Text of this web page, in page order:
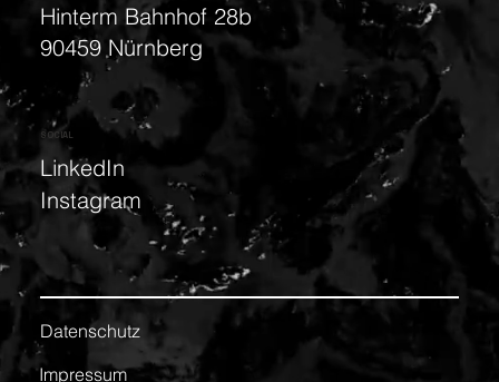
Hinterm Bahnhof 28b
90459 Nürnberg
SOCIAL
LinkedIn
Instagram
Datenschutz
Impressum